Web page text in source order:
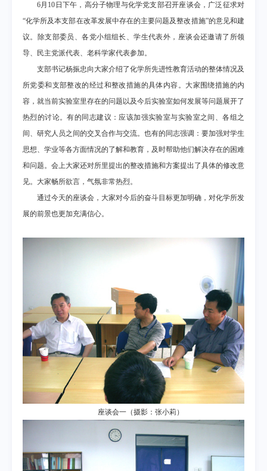
6月 10 日 下午，高分子物理与化学党支部召开座谈会，广泛征求对
“化学所及本支部在改革发展中存在的主要问题及整改措施”的意见和建
议。除支部委员、各党小组组长、学生代表外，座谈会还邀请了所领
导、民主党派代表、老科学家代表参加。
支部书记杨振忠向大家介绍了化学所先进性教育活动的整体情况及
所党委和支部整改的经过和整改措施的具体内容。大家围绕措施的内
容，就当前实验室里存在的问题以及今后实验室如何发展等问题展开了
热烈的讨论。有的同志建议：应该加强实验室与实验室之间、各组之
间、研究人员之间的交叉合作与交流。也有的同志强调：要加强对学生
思想、学业等各方面情况的了解和教育，及时帮助他们解决存在的困难
和问题。会上大家还对所里提出的整改措施和方案提出了具体的修改意
见。大家畅所欲言，气氛非常热烈。
通过今天的座谈会，大家对今后的奋斗目标更加明确，对化学所发
展的前景也更加充满信心。
座谈会一（摄影：张小莉）